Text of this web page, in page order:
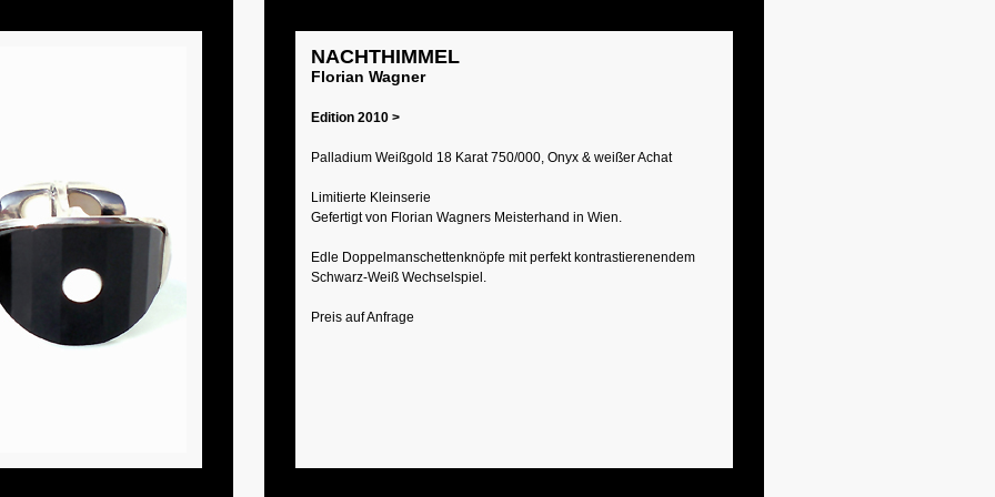
NACHTHIMMEL
Florian Wagner
Edition 2010 >
Palladium Weißgold 18 Karat 750/000, Onyx & weißer Achat
Limitierte Kleinserie
Gefertigt von Florian Wagners Meisterhand in Wien.
Edle Doppelmanschettenknöpfe mit perfekt kontrastierenendem
Schwarz-Weiß Wechselspiel.
Preis auf Anfrage